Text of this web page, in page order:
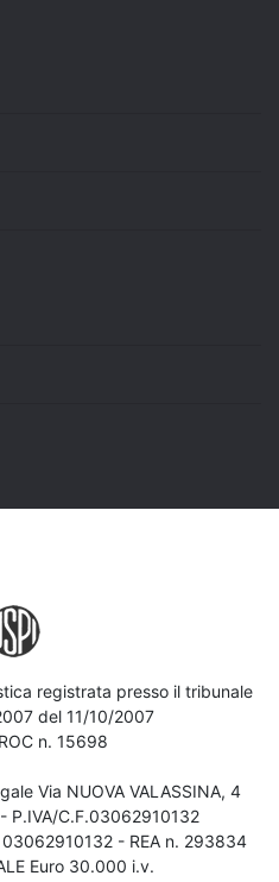
registrata presso il tribunale
del 11/10/2007
n. 15698
Via NUOVA VALASSINA, 4
P.IVA/C.F.03062910132
- REA n. 293834
Euro 30.000 i.v.